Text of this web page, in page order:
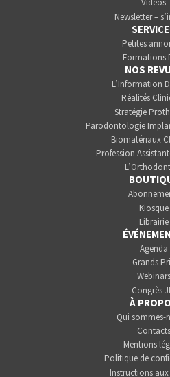
Vidéos
Newsletter –
Petites
Formations
NOS
L’Information
Réalités
Stratégie
Parodontologie
Biomatériaux
Profession
Kiosque
Librairie
Agenda
Grands
Webinars
Congrès
À
Qui sommes-
Contacts
Mentions
Politique de
Instructions